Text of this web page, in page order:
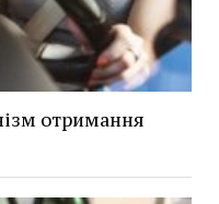
отримання